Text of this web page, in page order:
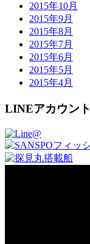
2015年10月
2015年9月
2015年8月
2015年7月
2015年6月
2015年5月
2015年4月
LINEアカウント